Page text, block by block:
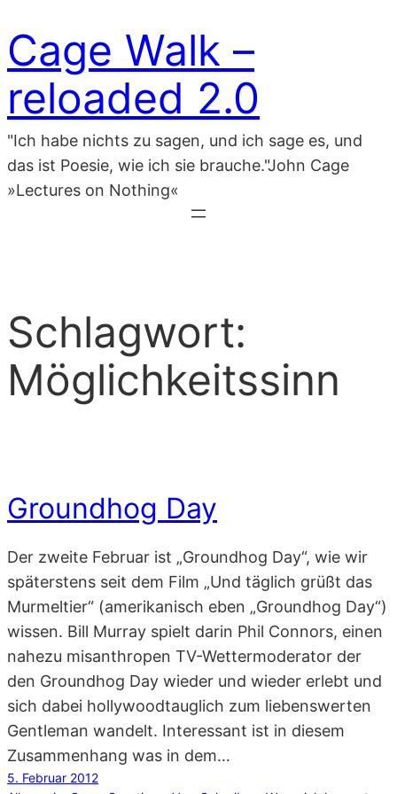
Inhalt
springen
Cage Walk –
reloaded 2.0
"Ich habe nichts zu sagen, und ich sage es, und
das ist Poesie, wie ich sie brauche."John Cage
»Lectures on Nothing«
Schlagwort:
Möglichkeitssinn
Groundhog Day
Der zweite Februar ist „Groundhog Day“, wie wir
späterstens seit dem Film „Und täglich grüßt das
Murmeltier“ (amerikanisch eben „Groundhog Day“)
wissen. Bill Murray spielt darin Phil Connors, einen
nahezu misanthropen TV-Wettermoderator der
den Groundhog Day wieder und wieder erlebt und
sich dabei hollywoodtauglich zum liebenswerten
Gentleman wandelt. Interessant ist in diesem
Zusammenhang was in dem…
5. Februar 2012